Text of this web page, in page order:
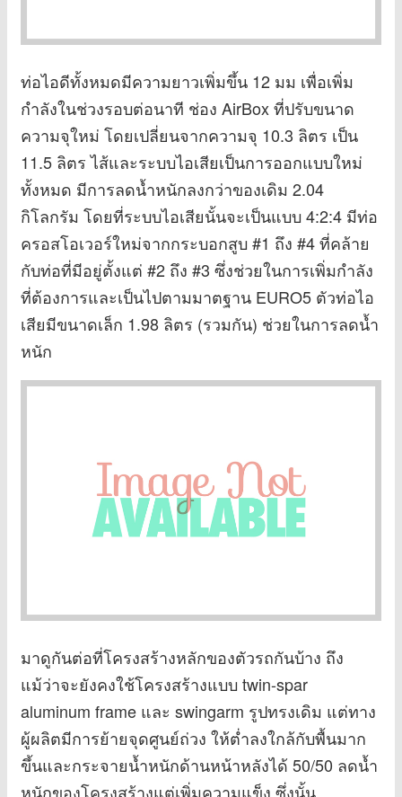
ท่อไอดีทั้งหมดมีความยาวเพิ่มขึ้น 12 มม เพื่อเพิ่ม
กำลังในช่วงรอบต่อนาที ช่อง AirBox ที่ปรับขนาด
ความจุใหม่ โดยเปลี่ยนจากความจุ 10.3 ลิตร เป็น
11.5 ลิตร ไส้และระบบไอเสียเป็นการออกแบบใหม่
ทั้งหมด มีการลดน้ำหนักลงกว่าของเดิม 2.04
กิโลกรัม โดยที่ระบบไอเสียนั้นจะเป็นแบบ 4:2:4 มีท่อ
ครอสโอเวอร์ใหม่จากกระบอกสูบ #1 ถึง #4 ที่คล้าย
กับท่อที่มีอยู่ตั้งแต่ #2 ถึง #3 ซึ่งช่วยในการเพิ่มกำลัง
ที่ต้องการและเป็นไปตามมาตฐาน EURO5 ตัวท่อไอ
เสียมีขนาดเล็ก 1.98 ลิตร (รวมกัน) ช่วยในการลดน้ำ
หนัก
มาดูกันต่อที่โครงสร้างหลักของตัวรถกันบ้าง ถึง
แม้ว่าจะยังคงใช้โครงสร้างแบบ twin-spar
aluminum frame และ swingarm รูปทรงเดิม แต่ทาง
ผู้ผลิตมีการย้ายจุดศูนย์ถ่วง ให้ต่ำลงใกล้กับพื้นมาก
ขึ้นและกระจายน้ำหนักด้านหน้าหลังได้ 50/50 ลดน้ำ
หนักของโครงสร้างแต่เพิ่มความแข็ง ซึ่งนั้น